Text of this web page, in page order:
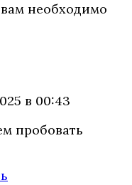
необходимо
в 00:43
пробовать